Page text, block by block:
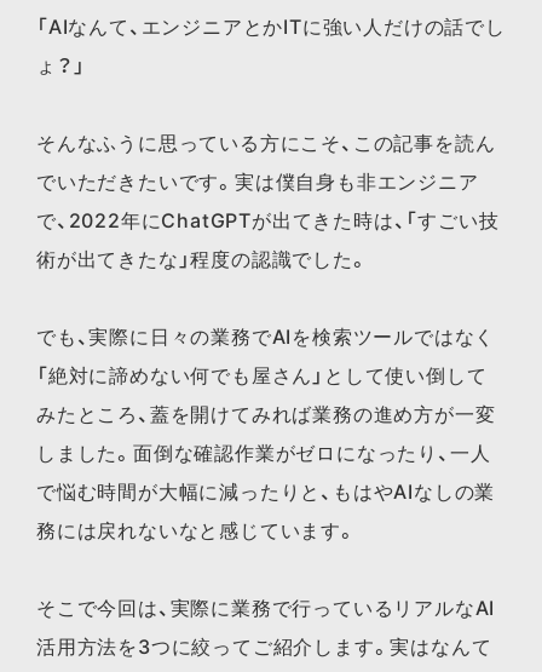
「AIなんて、エンジニアとかITに強い人だけの話でし
ょ？」
そんなふうに思っている方にこそ、この記事を読ん
でいただきたいです。実は僕自身も非エンジニア
で、2022年にChatGPTが出てきた時は、「すごい技
術が出てきたな」程度の認識でした。
でも、実際に日々の業務でAIを検索ツールではなく
「絶対に諦めない何でも屋さん」として使い倒して
みたところ、蓋を開けてみれば業務の進め方が一変
しました。面倒な確認作業がゼロになったり、一人
で悩む時間が大幅に減ったりと、もはやAIなしの業
務には戻れないなと感じています。
そこで今回は、実際に業務で行っているリアルなAI
活用方法を3つに絞ってご紹介します。実はなんて